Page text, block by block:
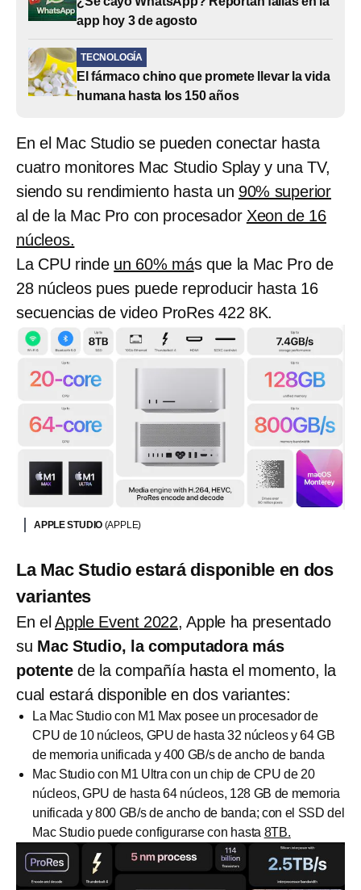
app hoy 3 de agosto
TECNOLOGÍA
El fármaco chino que promete llevar la vida
humana hasta los 150 años
En el Mac Studio se pueden conectar hasta
cuatro monitores Mac Studio Splay y una TV,
siendo su rendimiento hasta un 90% superior
al de la Mac Pro con procesador Xeon de 16
núcleos.
La CPU rinde un 60% más que la Mac Pro de
28 núcleos pues puede reproducir hasta 16
secuencias de video ProRes 422 8K.
APPLE STUDIO (APPLE)
La Mac Studio estará disponible en dos
variantes
En el Apple Event 2022, Apple ha presentado
su Mac Studio, la computadora más
potentede la compañía hasta el momento, la
cual estará disponible en dos variantes:
La Mac Studio con M1 Max posee un procesador de
CPU de 10 núcleos, GPU de hasta 32 núcleos y 64 GB
de memoria unificada y 400 GB/s de ancho de banda
Mac Studio con M1 Ultra con un chip de CPU de 20
núcleos, GPU de hasta 64 núcleos, 128 GB de memoria
unificada y 800 GB/s de ancho de banda; con el SSD del
Mac Studio puede configurarse con hasta 8TB.